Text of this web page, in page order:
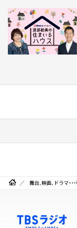
舞台、映画、ドラマ・